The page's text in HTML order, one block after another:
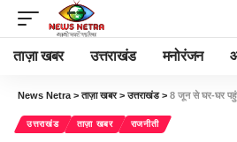
ताज़ा खबर उत्तराखंड मनोरंजन
News Netra >ताज़ा खबर>उत्तराखंड> 8 जून से घर-घर पहुंचेंगे बीएलओ, मतदाताओं को वितरित करेंगे
उत्तराखंड ताज़ा खबर राजनीती